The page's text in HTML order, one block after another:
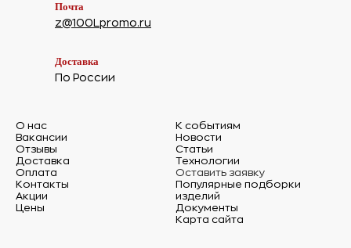
Почта
z@100Lpromo.ru
Доставка
По России
О нас
Вакансии
Отзывы
Доставка
Оплата
Контакты
Акции
Цены
К событиям
Новости
Статьи
Технологии
Оставить заявку
Популярные подборки
изделий
Документы
Карта сайта